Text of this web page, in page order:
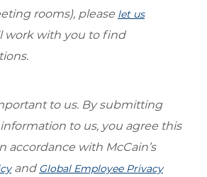
rooms), please let us
work with you to find
to us. By submitting
to us, you agree this
accordance with McCain’s
and Global Employee Privacy